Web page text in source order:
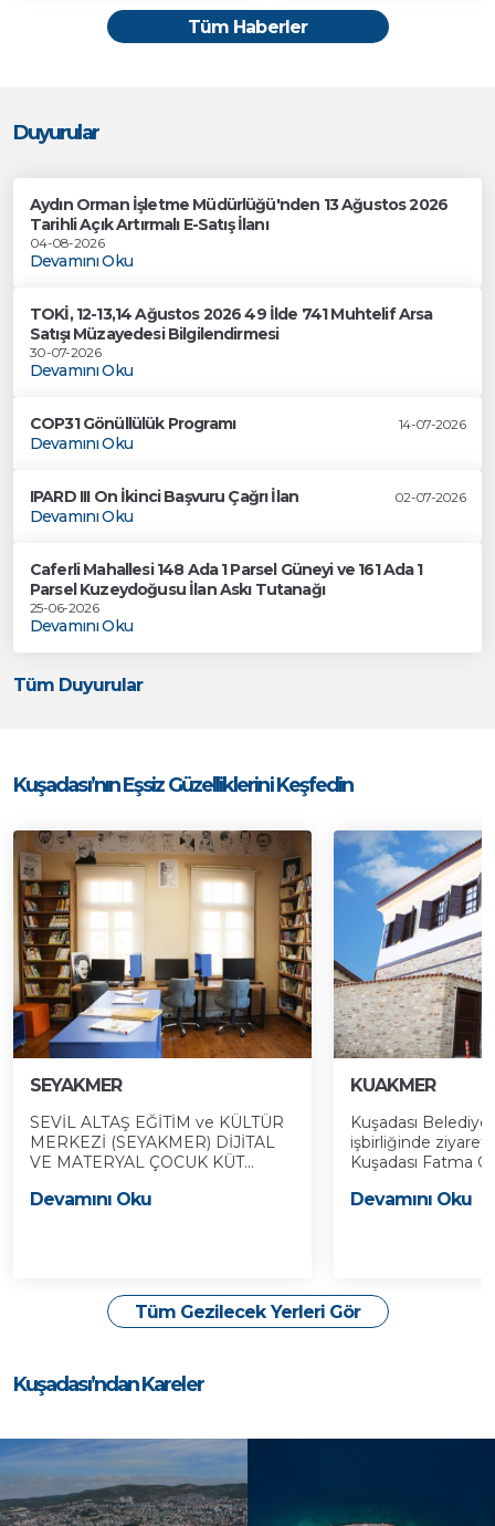
Tüm Haberler
Duyurular
Aydın Orman İşletme Müdürlüğü'nden 13 Ağustos 2026
Tarihli Açık Artırmalı E-Satış İlanı
04-08-2026
Devamını Oku
TOKİ, 12-13,14 Ağustos 2026 49 İlde 741 Muhtelif Arsa
Satışı Müzayedesi Bilgilendirmesi
30-07-2026
Devamını Oku
COP31 Gönüllülük Programı 14-07-2026
Devamını Oku
IPARD III On İkinci Başvuru Çağrı İlan 02-07-2026
Devamını Oku
Caferli Mahallesi 148 Ada 1 Parsel Güneyi ve 161 Ada 1
Parsel Kuzeydoğusu İlan Askı Tutanağı
25-06-2026
Devamını Oku
Tüm Duyurular
Kuşadası’nın Eşsiz Güzelliklerini Keşfedin
SEYAKMER
SEVİL ALTAŞ EĞİTİM ve KÜLTÜR
MERKEZİ (SEYAKMER) DİJİTAL
VE MATERYAL ÇOCUK KÜT...
Devamını Oku
KUAKMER
Kuşadası
işbirliğinde
Kuşadası Fatma
Devamını Oku
Tüm Gezilecek Yerleri Gör
Kuşadası’ndan Kareler